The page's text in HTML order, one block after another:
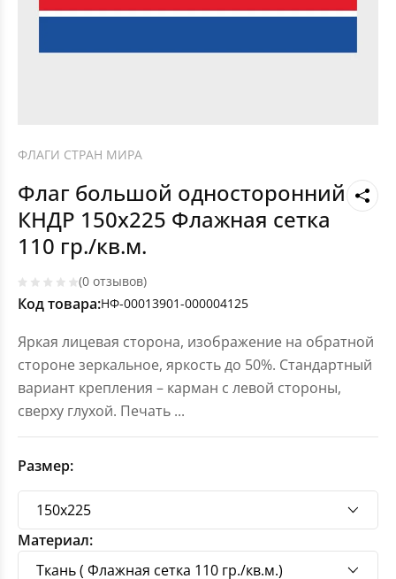
ФЛАГИ СТРАН МИРА
Флаг большой односторонний
КНДР 150х225 Флажная сетка
110 гр./кв.м.
(0 отзывов)
Код товара:НФ-00013901-000004125
Яркая лицевая сторона, изображение на обратной
стороне зеркальное, яркость до 50%. Стандартный
вариант крепления – карман с левой стороны,
сверху глухой. Печать ...
Размер:
Материал: